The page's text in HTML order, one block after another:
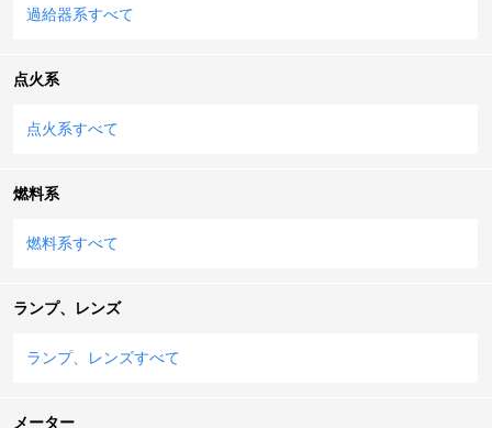
過給器系すべて
点火系
点火系すべて
燃料系
燃料系すべて
ランプ、レンズ
ランプ、レンズすべて
メーター